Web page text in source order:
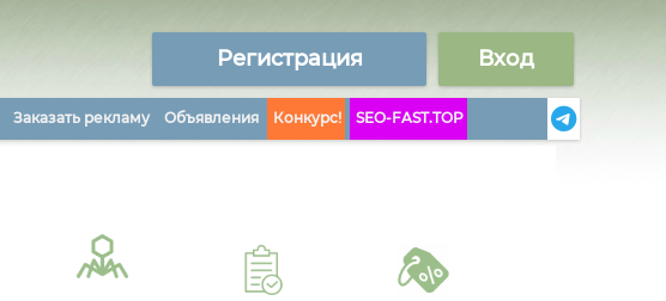
Регистрация Вход
Заказать рекламу Объявления Конкурс! SEO-FAST.TOP